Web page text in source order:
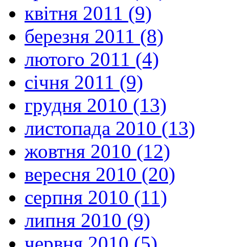
квітня 2011 (9)
березня 2011 (8)
лютого 2011 (4)
січня 2011 (9)
грудня 2010 (13)
листопада 2010 (13)
жовтня 2010 (12)
вересня 2010 (20)
серпня 2010 (11)
липня 2010 (9)